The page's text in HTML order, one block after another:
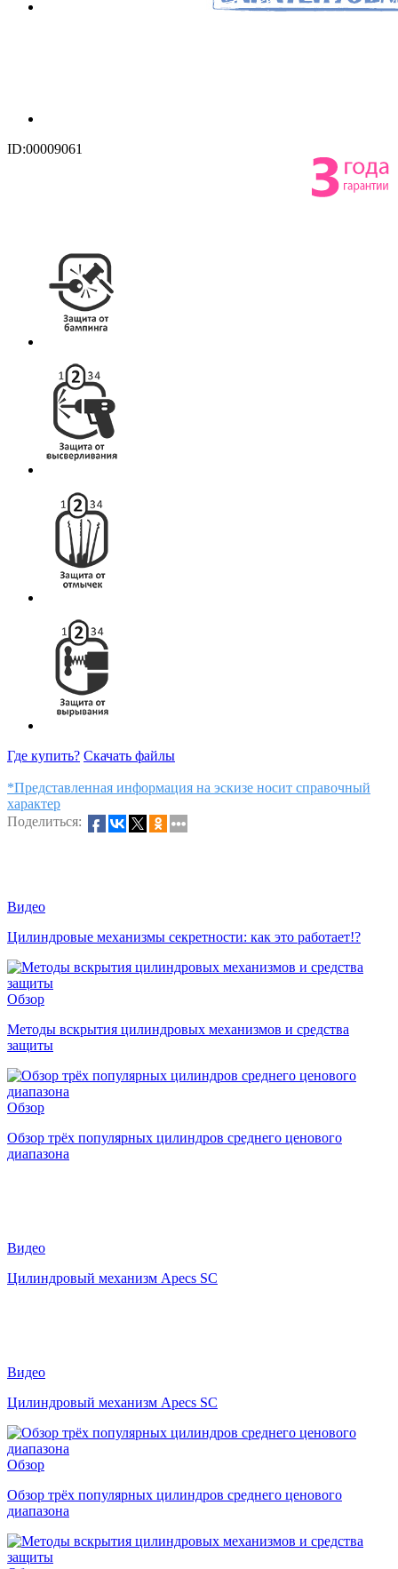
ID:00009061
Где купить? Скачать файлы
*Представленная информация на эскизе носит справочный
характер
Поделиться:
Видео
Цилиндровые механизмы секретности: как это работает!?
Обзор
Методы вскрытия цилиндровых механизмов и средства
защиты
Обзор
Обзор трёх популярных цилиндров среднего ценового
диапазона
Видео
Цилиндровый механизм Apecs SC
Видео
Цилиндровый механизм Apecs SC
Обзор
Обзор трёх популярных цилиндров среднего ценового
диапазона